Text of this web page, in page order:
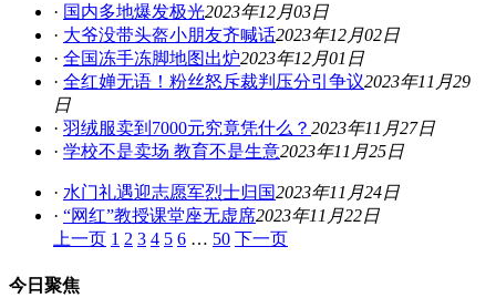
· 国内多地爆发极光2023年12月03日
· 大爷没带头盔小朋友齐喊话2023年12月02日
· 全国冻手冻脚地图出炉2023年12月01日
· 全红婵无语！粉丝怒斥裁判压分引争议2023年11月29
日
· 羽绒服卖到7000元究竟凭什么？ 2023年11月27日
· 学校不是卖场 教育不是生意2023年11月25日
· 水门礼遇迎志愿军烈士归国2023年11月24日
· “网红”教授课堂座无虚席2023年11月22日
上一页 1 2 3 4 5 6 … 50 下一页
今日聚焦